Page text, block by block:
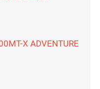
X ADVENTURE